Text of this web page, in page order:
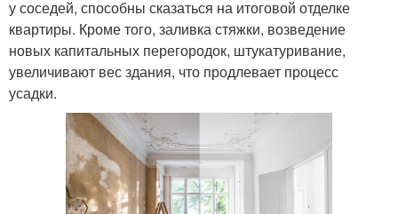
у соседей, способны сказаться на итоговой отделке
квартиры. Кроме того, заливка стяжки, возведение
новых капитальных перегородок, штукатуривание,
увеличивают вес здания, что продлевает процесс
усадки.